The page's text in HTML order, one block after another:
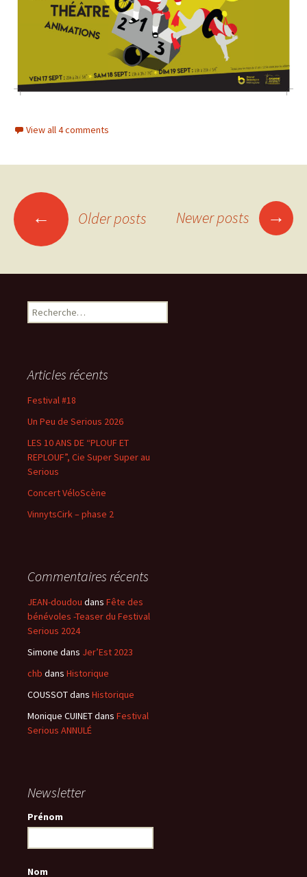
View all 4 comments
Posts
navigation
← Older posts Newer posts →
R
e
r
c
e
r
:
Articles récents
Festival #18
Un Peu de Serious 2026
LES 10 ANS DE “PLOUF ET
REPLOUF”, Cie Super Super au
Serious
Concert VéloScène
VinnytsCirk – phase 2
Commentaires récents
JEAN-doudou dans Fête des
bénévoles -Teaser du Festival
Serious 2024
Simone dans Jer’Est 2023
chb dans Historique
COUSSOTdans Historique
Monique CUINETdans Festival
Serious ANNULÉ
Newsletter
Prénom
Nom